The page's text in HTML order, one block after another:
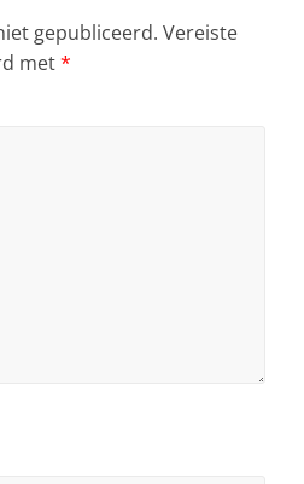
gepubliceerd. Vereiste
met*